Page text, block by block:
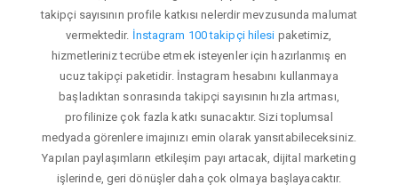
takipçi sayısının profile katkısı nelerdir mevzusunda malumat
vermektedir. İnstagram 100 takipçi hilesi paketimiz,
hizmetleriniz tecrübe etmek isteyenler için hazırlanmış en
ucuz takipçi paketidir. İnstagram hesabını kullanmaya
başladıktan sonrasında takipçi sayısının hızla artması,
profilinize çok fazla katkı sunacaktır. Sizi toplumsal
medyada görenlere imajınızı emin olarak yansıtabileceksiniz.
Yapılan paylaşımların etkileşim payı artacak, dijital marketing
işlerinde, geri dönüşler daha çok olmaya başlayacaktır.